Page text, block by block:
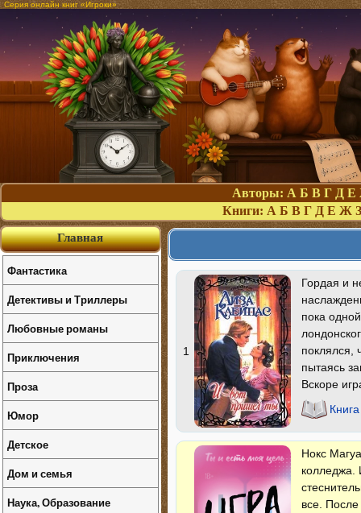
Серия онлайн книг «Игроки»
Авторы: А Б В Г Д Е
Книги: А Б В Г Д Е Ж З
1
Гордая и
пока
поклялся,
пытаясь
Вскоре
Нокс
колледжа.
все.
Главная
Фантастика
Детективы и Триллеры
Любовные романы
Приключения
Проза
Юмор
Детское
Дом и семья
Наука, Образование